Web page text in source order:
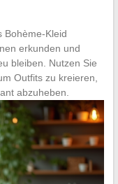
Bohème-Kleid
erkunden und
bleiben. Nutzen Sie
Outfits zu kreieren,
abzuheben.